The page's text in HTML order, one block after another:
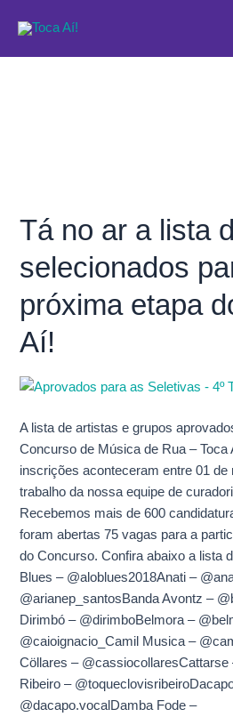
para
Tá no ar a lista
selecionados
próxima etapa
Aí!
A lista de artistas e grupos
Concurso de Música de Rua –
inscrições aconteceram entre 01 de
trabalho da nossa equipe de
Recebemos mais de 600
foram abertas 75 vagas para a
do Concurso. Confira abaixo a lista
Blues – @aloblues2018Anati –
@arianep_santosBanda Avontz –
Dirimbó – @dirimboBelmora –
@caioignacio_Camil Musica –
Cöllares –
Ribeiro –
@dacapo.vocalDamba Fode –
Tá
no
ar
lista
de
artistas
para
próxima
etapa
do
4º
Toca
Aí!